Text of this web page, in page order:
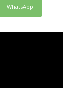
WhatsApp